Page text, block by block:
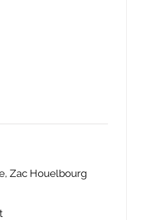
Zac Houelbourg